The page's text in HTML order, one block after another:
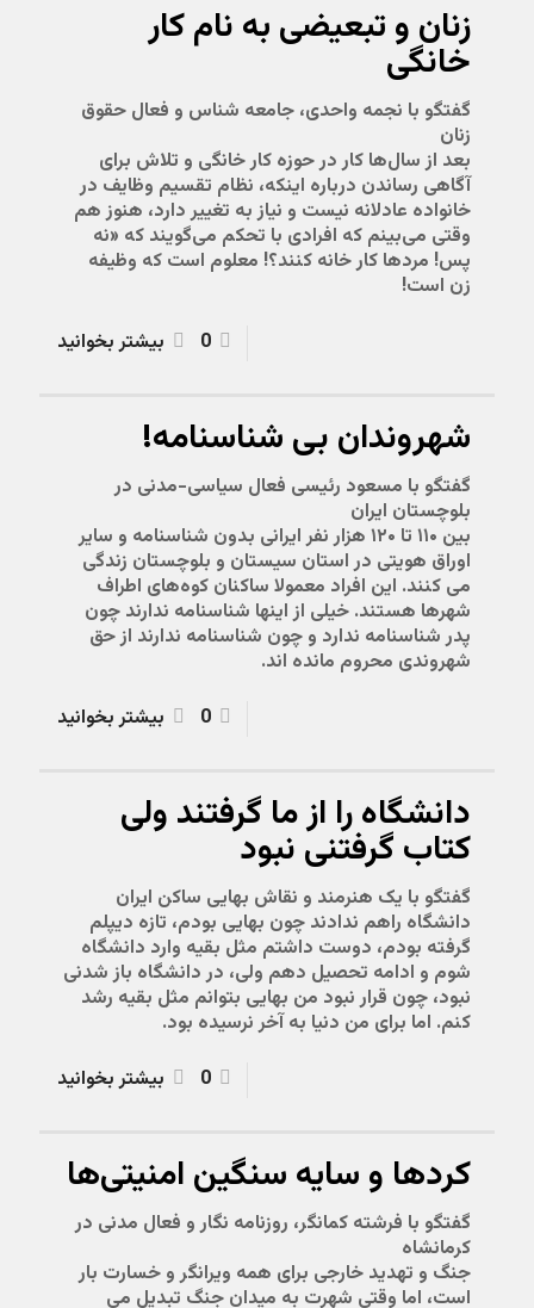
زنان و تبعیضی به نام کار
خانگی
گفتگو با نجمه واحدی، جامعه شناس و فعال حقوق
زنان
بعد از سال‌ها کار در حوزه کار خانگی و تلاش برای
آگاهی رساندن درباره اینکه، نظام تقسیم وظایف در
خانواده عادلانه نیست و نیاز به تغییر دارد، هنوز هم
وقتی می‌بینم که افرادی با تحکم می‌گویند که «نه
پس! مردها کار خانه کنند؟! معلوم است که وظیفه
زن است!
0
بیشتر بخوانید
شهروندان بی شناسنامه!
گفتگو با مسعود رئیسی فعال سیاسی-مدنی در
بلوچستان ایران
بین ۱۱۰ تا ۱۲۰ هزار نفر ایرانی بدون شناسنامه و سایر
اوراق هویتی در استان سیستان و بلوچستان زندگی
می کنند. این افراد معمولا ساکنان کوه‌های اطراف
شهرها هستند. خیلی از اینها شناسنامه ندارند چون
پدر شناسنامه ندارد و چون شناسنامه ندارند از حق
شهروندی محروم مانده اند.
0
بیشتر بخوانید
دانشگاه را از ما گرفتند ولی
کتاب گرفتنی نبود
گفتگو با یک هنرمند و نقاش بهایی ساکن ایران
دانشگاه راهم ندادند چون بهایی بودم، تازه دیپلم
گرفته بودم، دوست داشتم مثل بقیه وارد دانشگاه
شوم و ادامه تحصیل دهم ولی، در دانشگاه باز شدنی
نبود، چون قرار نبود من بهایی بتوانم مثل بقیه رشد
کنم. اما برای من دنیا به آخر نرسیده بود.
0
بیشتر بخوانید
کردها و سایه سنگین امنیتی‌ها
گفتگو با فرشته کمانگر، روزنامه نگار و فعال مدنی در
کرمانشاه
جنگ و تهدید خارجی برای همه ویرانگر و خسارت بار
است، اما وقتی شهرت به میدان جنگ تبدیل می